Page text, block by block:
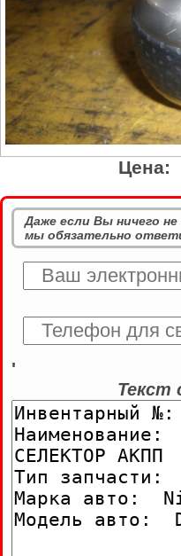
Даже если Вы ничего
мы обязательно
'
Текст